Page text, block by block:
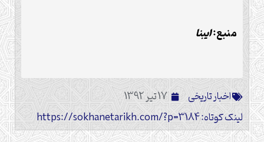
منبع:ایبنا
اخبار تاریخی
17 تیر 1392
لینک کوتاه: https://sokhanetarikh.com/?p=3184